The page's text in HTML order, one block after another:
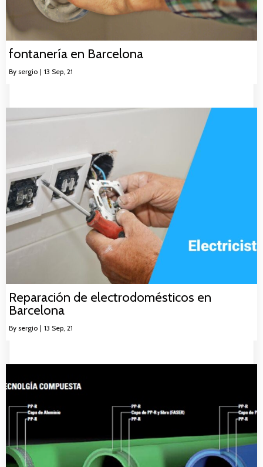
fontanería en Barcelona
By sergio | 13 Sep, 21
Reparación de electrodomésticos en
Barcelona
By sergio | 13 Sep, 21